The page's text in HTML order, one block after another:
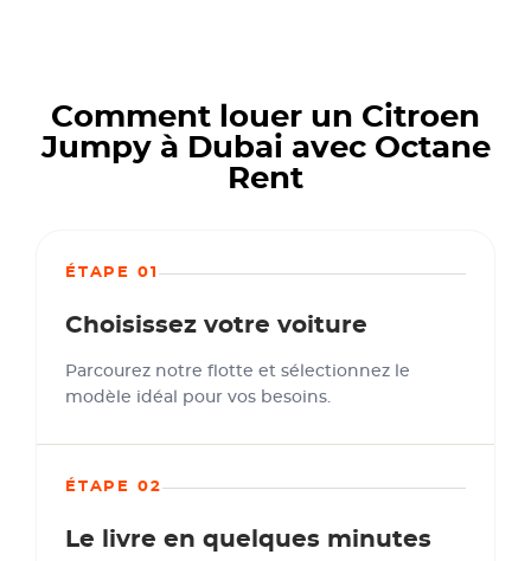
Comment louer un Citroen
Jumpy à Dubai avec Octane
Rent
ÉTAPE 01
Choisissez votre voiture
Parcourez notre flotte et sélectionnez le
modèle idéal pour vos besoins.
ÉTAPE 02
Le livre en quelques minutes